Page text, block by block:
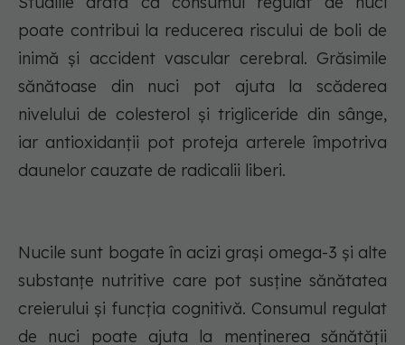
poate contribui la reducerea riscului de boli de
inimă și accident vascular cerebral. Grăsimile
sănătoase din nuci pot ajuta la scăderea
nivelului de colesterol și trigliceride din sânge,
iar antioxidanții pot proteja arterele împotriva
daunelor cauzate de radicalii liberi.
Nucile sunt bogate în acizi grași omega-3 și alte
substanțe nutritive care pot susține sănătatea
creierului și funcția cognitivă. Consumul regulat
de nuci poate ajuta la menținerea sănătății